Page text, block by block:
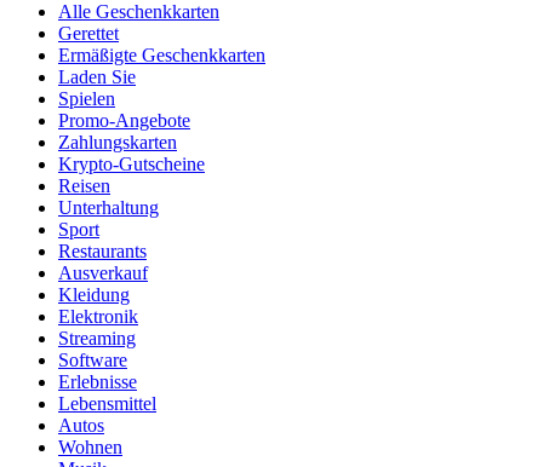
Alle Geschenkkarten
Gerettet
Ermäßigte Geschenkkarten
Laden Sie
Spielen
Promo-Angebote
Zahlungskarten
Krypto-Gutscheine
Reisen
Unterhaltung
Sport
Restaurants
Ausverkauf
Kleidung
Elektronik
Streaming
Software
Erlebnisse
Lebensmittel
Autos
Wohnen